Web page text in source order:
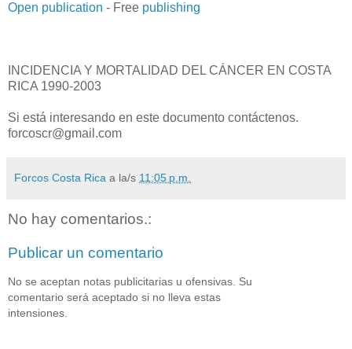
Open publication - Free publishing
INCIDENCIA Y MORTALIDAD DEL CÁNCER EN COSTA
RICA 1990-2003
Si está interesando en este documento contáctenos.
forcoscr@gmail.com
Forcos Costa Rica a la/s 11:05 p.m.
No hay comentarios.:
Publicar un comentario
No se aceptan notas publicitarias u ofensivas. Su
comentario será aceptado si no lleva estas
intensiones.